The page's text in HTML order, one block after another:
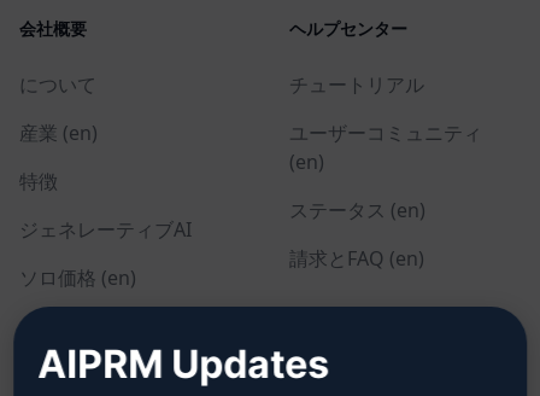
会社概要
について
産業 (en)
特徴
ジェネレーティブAI
ソロ価格 (en)
チーム価格 (en)
Blog (en)
ヘルプセンター
チュートリアル
ユーザーコミュニティ
(en)
ステータス (en)
請求とFAQ (en)
AIPRM Updates